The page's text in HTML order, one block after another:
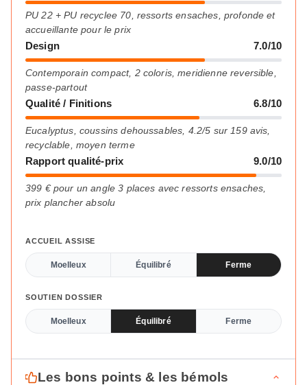
PU 22 + PU recyclee 70, ressorts ensaches, profonde et
accueillante pour le prix
Design 7.0/10
Contemporain compact, 2 coloris, meridienne reversible,
passe-partout
Qualité / Finitions 6.8/10
Eucalyptus, coussins dehoussables, 4.2/5 sur 159 avis,
recyclable, moyen terme
Rapport qualité-prix 9.0/10
399 € pour un angle 3 places avec ressorts ensaches,
prix plancher absolu
ACCUEIL ASSISE
Moelleux Équilibré Ferme
SOUTIEN DOSSIER
Moelleux Équilibré Ferme
Les bons points & les bémols